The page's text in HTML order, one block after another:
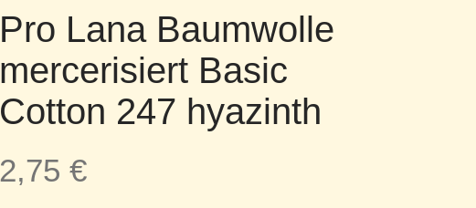
Pro Lana Baumwolle
mercerisiert Basic
Cotton 247 hyazinth
2,75 €